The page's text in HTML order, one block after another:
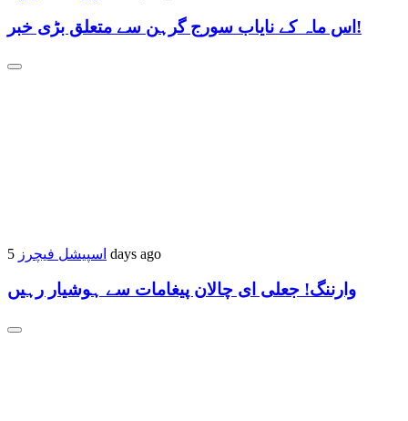
اس ماہ کے نایاب سورج گرہن سے متعلق بڑی خبر!
اسپیشل فیچرز 5 days ago
وارننگ! جعلی ای چالان پیغامات سے ہوشیار رہیں